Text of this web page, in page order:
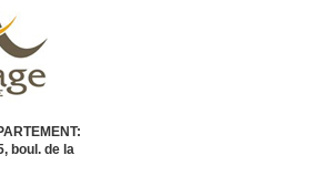
boul. de la